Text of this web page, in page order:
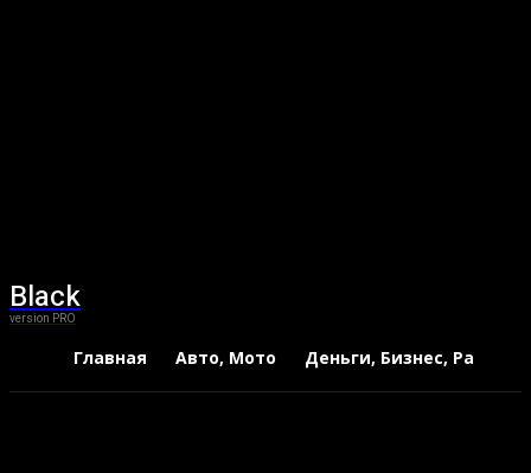
Black
version PRO
Главная Авто, Мото Деньги, Бизнес, Работа